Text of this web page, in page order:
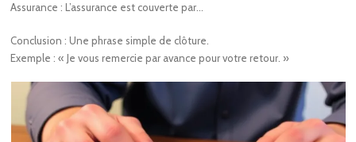
Assurance : L’assurance est couverte par…
Conclusion : Une phrase simple de clôture.
Exemple : « Je vous remercie par avance pour votre retour. »